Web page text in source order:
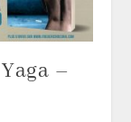
–